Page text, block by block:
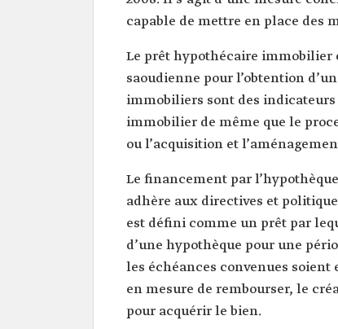
capable de mettre en place des
Le prêt hypothécaire immobilier
saoudienne pour l’obtention
immobiliers sont des
immobilier de même que le
ou l’acquisition et
Le financement par
adhère aux directives et
est défini comme un prêt par
d’une hypothèque pour une
les échéances convenues soient
en mesure de rembourser, le
pour acquérir le bien.